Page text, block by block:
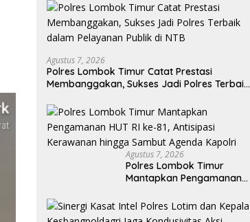
Agustus 7, 2026
Polres Lombok Timur Catat Prestasi
Membanggakan, Sukses Jadi Polres Terbaik
Agustus 7, 2026
Polres Lombok Timur
Mantapkan Pengamanan
Kerawanan hingga
Sambut Agenda Kapolri